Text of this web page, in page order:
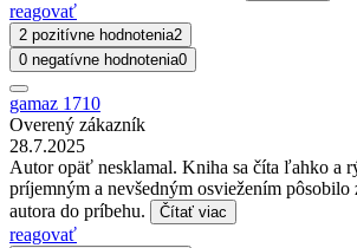
reagovať
2 pozitívne hodnotenia2
0 negatívne hodnotenia0
gamaz 1710
Overený zákazník
28.7.2025
Autor opäť nesklamal. Kniha sa číta ľahko a
príjemným a nevšedným osviežením pôsobilo
autora do príbehu.
Čítať viac
reagovať